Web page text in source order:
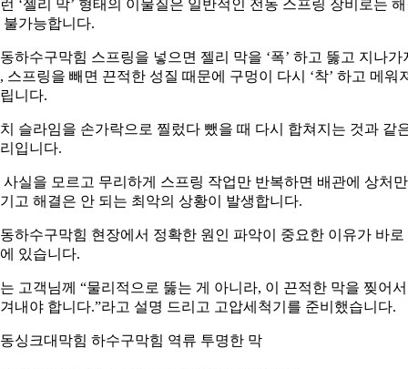
‘젤리 막’ 형태의 이물질은 일반적인 전동 스프링 장비로는
불가능합니다.
하수구막힘 스프링을 넣으면 젤리 막을 ‘폭’ 하고 뚫고 지나가
스프링을 빼면 끈적한 성질 때문에 구멍이 다시 ‘착’ 하고 메워
니다.
슬라임을 손가락으로 찔렀다 뺐을 때 다시 합쳐지는 것과 같
입니다.
사실을 모르고 무리하게 스프링 작업만 반복하면 배관에 상처만
고 해결은 안 되는 최악의 상황이 발생합니다.
하수구막힘 현장에서 정확한 원인 파악이 중요한 이유가 바로
있습니다.
고객님께 “물리적으로 뚫는 게 아니라, 이 끈적한 막을 찢어서
내야 합니다.”라고 설명 드리고 고압세척기를 준비했습니다.
싱크대막힘 하수구막힘 역류 투명한 막